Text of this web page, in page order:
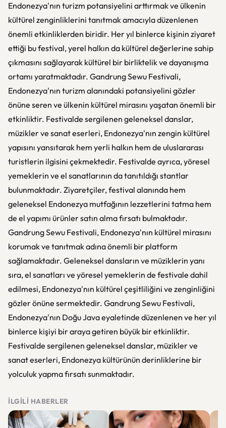
Endonezya'nın turizm potansiyelini arttırmak ve ülkenin
kültürel zenginliklerini tanıtmak amacıyla düzenlenen
önemli etkinliklerden biridir. Her yıl binlerce kişinin ziyaret
ettiği bu festival, yerel halkın da kültürel değerlerine sahip
çıkmasını sağlayarak kültürel bir birliktelik ve dayanışma
ortamı yaratmaktadır. Gandrung Sewu Festivali,
Endonezya'nın turizm alanındaki potansiyelini gözler
önüne seren ve ülkenin kültürel mirasını yaşatan önemli bir
etkinliktir. Festivalde sergilenen geleneksel danslar,
müzikler ve sanat eserleri, Endonezya'nın zengin kültürel
yapısını yansıtarak hem yerli halkın hem de uluslararası
turistlerin ilgisini çekmektedir. Festivalde ayrıca, yöresel
yemeklerin ve el sanatlarının da tanıtıldığı stantlar
bulunmaktadır. Ziyaretçiler, festival alanında hem
geleneksel Endonezya mutfağının lezzetlerini tatma hem
de el yapımı ürünler satın alma fırsatı bulmaktadır.
Gandrung Sewu Festivali, Endonezya'nın kültürel mirasını
korumak ve tanıtmak adına önemli bir platform
sağlamaktadır. Geleneksel dansların ve müziklerin yanı
sıra, el sanatları ve yöresel yemeklerin de festivale dahil
edilmesi, Endonezya'nın kültürel çeşitliliğini ve zenginliğini
gözler önüne sermektedir. Gandrung Sewu Festivali,
Endonezya'nın Doğu Java eyaletinde düzenlenen ve her yıl
binlerce kişiyi bir araya getiren büyük bir etkinliktir.
Festivalde sergilenen geleneksel danslar, müzikler ve
sanat eserleri, Endonezya kültürünün derinliklerine bir
yolculuk yapma fırsatı sunmaktadır.
İLGILI HABERLER